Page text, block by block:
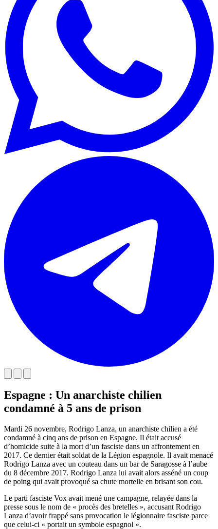
Espagne : Un anarchiste chilien
condamné à 5 ans de prison
Mardi 26 novembre, Rodrigo Lanza, un anarchiste chilien a été
condamné à cinq ans de prison en Espagne. Il était accusé
d’homicide suite à la mort d’un fasciste dans un affrontement en
2017. Ce dernier était soldat de la Légion espagnole. Il avait menacé
Rodrigo Lanza avec un couteau dans un bar de Saragosse à l’aube
du 8 décembre 2017. Rodrigo Lanza lui avait alors asséné un coup
de poing qui avait provoqué sa chute mortelle en brisant son cou.
Le parti fasciste Vox avait mené une campagne, relayée dans la
presse sous le nom de « procès des bretelles », accusant Rodrigo
Lanza d’avoir frappé sans provocation le légionnaire fasciste parce
que celui-ci « portait un symbole espagnol ».